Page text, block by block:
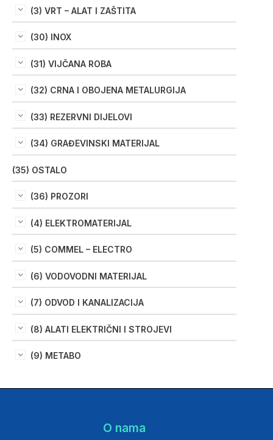
(3) VRT – ALAT I ZAŠTITA
(30) INOX
(31) VIJČANA ROBA
(32) CRNA I OBOJENA METALURGIJA
(33) REZERVNI DIJELOVI
(34) GRAĐEVINSKI MATERIJAL
(35) OSTALO
(36) PROZORI
(4) ELEKTROMATERIJAL
(5) COMMEL – ELECTRO
(6) VODOVODNI MATERIJAL
(7) ODVOD I KANALIZACIJA
(8) ALATI ELEKTRIČNI I STROJEVI
(9) METABO
O nama